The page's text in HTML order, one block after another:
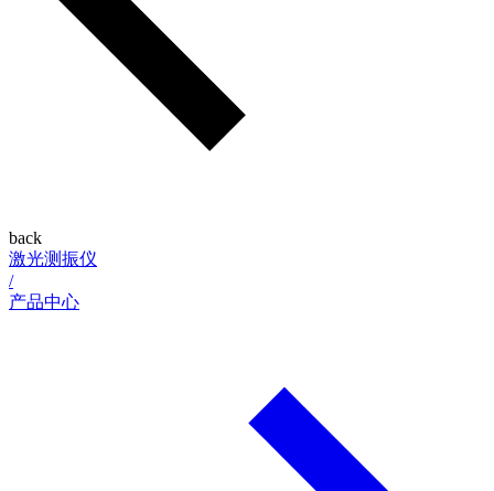
back
激光测振仪
/
产品中心